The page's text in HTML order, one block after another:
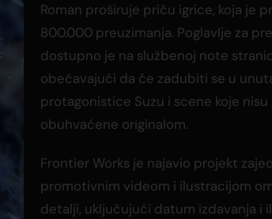
Roman proširuje priču igrice, koja je
800.000 preuzimanja. Poglavlje za
dostupno je na službenoj note
obećavajući da će zadubiti se u
protagonistice Suzu i scene koje nisu
obuhvaćene originalom.
Frontier Works je najavio projekt
promotivnim videom i ilustracijom
detalji, uključujući datum izdavanja i